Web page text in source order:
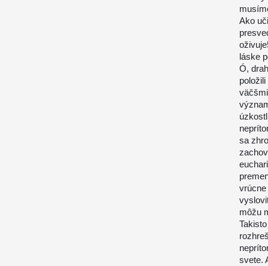
Ako
láske
Ó,
sa
môžu
svete.